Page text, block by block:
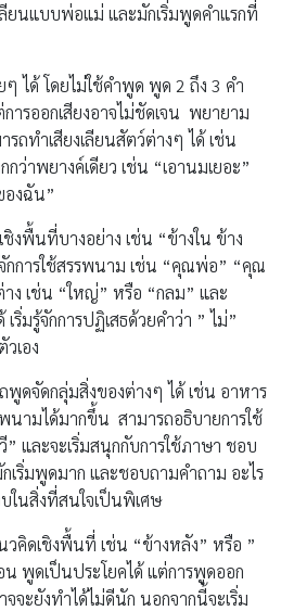
ยนแบบพ่อแม่ และมักเริ่มพูดคำแรกที่
ได้ โดยไม่ใช้คำพูด พูด 2 ถึง 3 คำ
ารออกเสียงอาจไม่ชัดเจน พยายาม
ถทำเสียงเลียนสัตว์ต่างๆ ได้ เช่น
ว่าพยางค์เดียว เช่น “เอานมเยอะ”
องฉัน”
ชิงพื้นที่บางอย่าง เช่น “ข้างใน ข้าง
กการใช้สรรพนาม เช่น “คุณพ่อ” “คุณ
ง เช่น “ใหญ่” หรือ “กลม” และ
ริ่มรู้จักการปฏิเสธด้วยคำว่า ” ไม่”
เอง
พูดจัดกลุ่มสิ่งของต่างๆ ได้ เช่น อาหาร
นามได้มากขึ้น สามารถอธิบายการใช้
และจะเริ่มสนุกกับการใช้ภาษา ชอบ
กเริ่มพูดมาก และชอบถามคำถาม อะไร
ในสิ่งที่สนใจเป็นพิเศษ
วคิดเชิงพื้นที่ เช่น “ข้างหลัง” หรือ ”
พูดเป็นประโยคได้ แต่การพูดออก
จะยังทำได้ไม่ดีนัก นอกจากนี้จะเริ่ม